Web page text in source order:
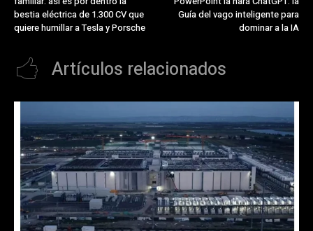
bestia eléctrica de 1.300 CV que
quiere humillar a Tesla y Porsche
Guía del vago inteligente para
dominar a la IA
Artículos relacionados